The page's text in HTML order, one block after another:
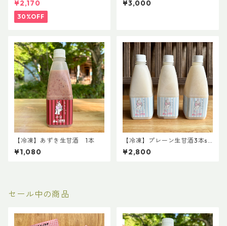
¥2,170
30%OFF
¥3,000
【冷凍】あずき生甘酒 1本
¥1,080
【冷凍】プレーン生甘酒3本se
t
¥2,800
セール中の商品